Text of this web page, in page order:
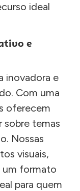
ideal
e
inovadora e
Com uma
oferecem
sobre temas
Nossas
visuais,
um formato
para quem